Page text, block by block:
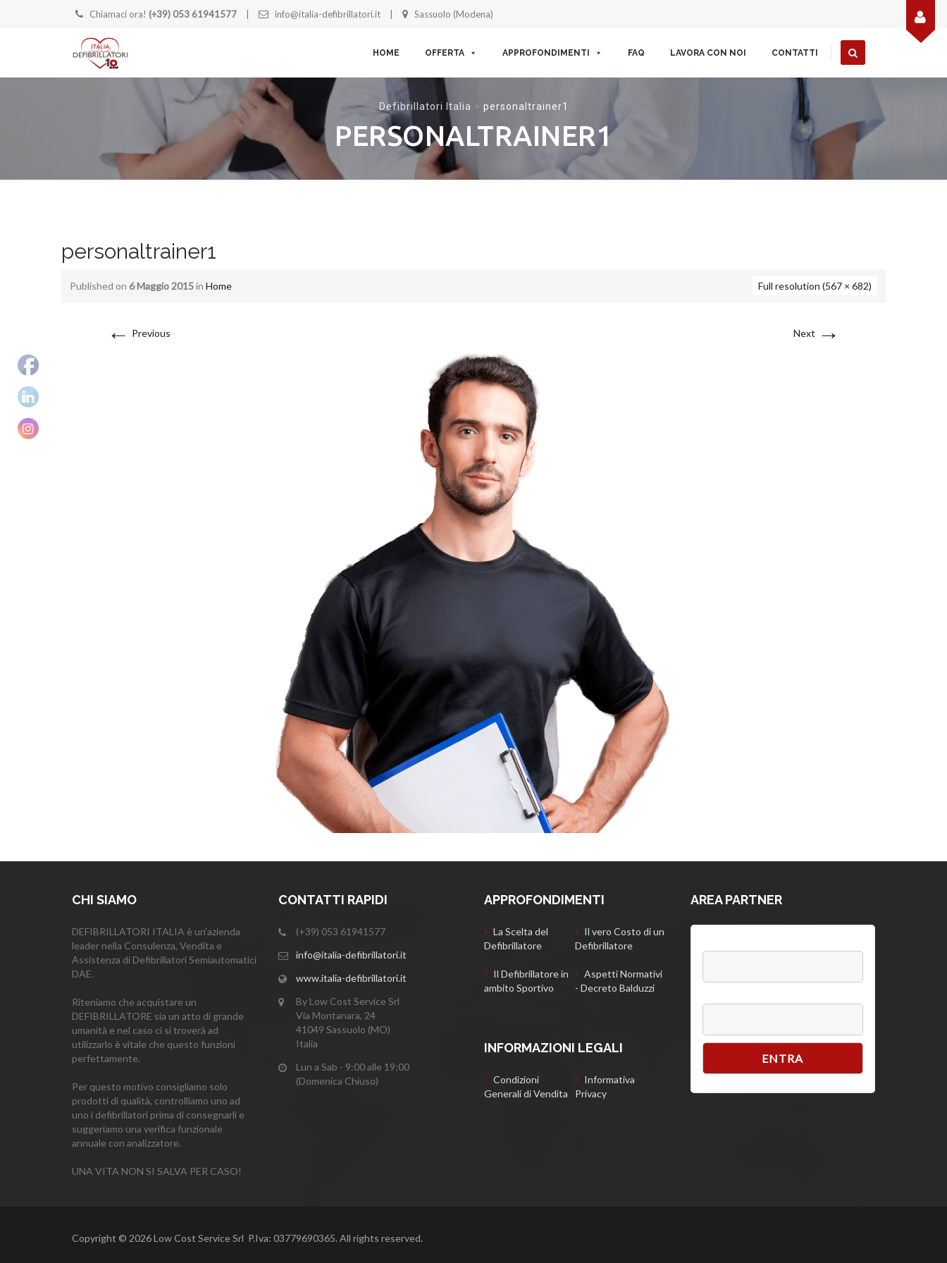
Chiamaci ora! (+39) 053 61941577 info@italia-defibrillatori.it Sassuolo (Modena)
HOME OFFERTA APPROFONDIMENTI FAQ LAVORA CON NOI CONTATTI
Defibrillatori Italia > personaltrainer1
PERSONALTRAINER1
personaltrainer1
Published on 6 Maggio 2015in Home Full resolution (567 × 682)
← Previous Next →
CHI SIAMO
DEFIBRILLATORI ITALIA è un'azienda
leader nella Consulenza, Vendita e
Assistenza di Defibrillatori Semiautomatici
DAE.
Riteniamo che acquistare un
DEFIBRILLATORE sia un atto di grande
umanità e nel caso ci si troverà ad
utilizzarlo è vitale che questo funzioni
perfettamente.
Per questo motivo consigliamo solo
prodotti di qualità, controlliamo uno ad
uno i defibrillatori prima di consegnarli e
suggeriamo una verifica funzionale
annuale con analizzatore.
UNA VITA NON SI SALVA PER CASO!
CONTATTI RAPIDI
(+39) 053 61941577
info@italia-defibrillatori.it
www.italia-defibrillatori.it
By Low Cost Service Srl
Via Montanara, 24
41049 Sassuolo (MO)
Italia
Lun a Sab - 9:00 alle 19:00
(Domenica Chiuso)
APPROFONDIMENTI
La Scelta del
Defibrillatore
Il vero Costo di un
Defibrillatore
Il Defibrillatore in
ambito Sportivo
Aspetti Normativi
- Decreto Balduzzi
INFORMAZIONI LEGALI
Condizioni
Generali di Vendita
Informativa
Privacy
AREA PARTNER
Copyright © 2026 Low Cost Service Srl P.Iva: 03779690365. All rights reserved.